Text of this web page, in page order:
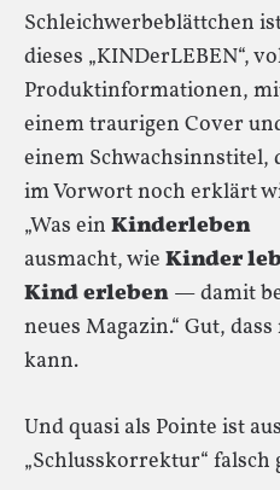
Schleichwerbeblättchen
dieses „KINDerLEBEN“,
Produktinformationen,
einem traurigen Cover
einem Schwachsinnstitel,
im Vorwort noch erklärt
„Was ein Kinderleben
ausmacht, wie Kinder
Kind erleben — damit
neues Magazin.“ Gut,
kann.
Und quasi als Pointe ist
„Schlusskorrektur“ falsch